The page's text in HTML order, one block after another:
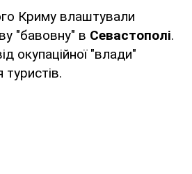
Криму влаштували
"бавовну" в Севастополі.
окупаційної "влади"